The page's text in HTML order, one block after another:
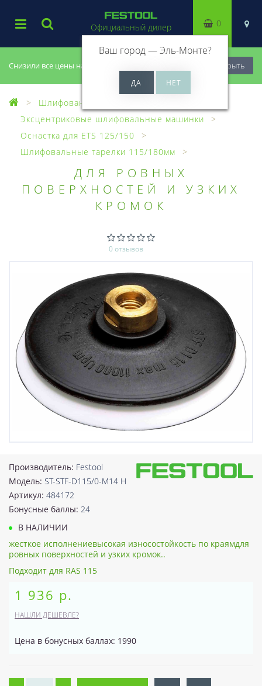
Снизили все цены на 20%, успей купить! Закрыть
Официальный дилер
Ваш город —Эль-Монте?
0
Шлифование
Эксцентриковые шлифовальные машинки
Оснастка для ETS 125/150
Шлифовальные тарелки 115/180мм
ДЛЯ РОВНЫХ
ПОВЕРХНОСТЕЙ И УЗКИХ
КРОМОК
0 отзывов
Производитель: Festool
Модель: ST-STF-D115/0-M14 H
Артикул: 484172
Бонусные баллы: 24
В НАЛИЧИИ
жесткое исполнениевысокая износостойкость по краямдля
ровных поверхностей и узких кромок..
Подходит для RAS 115
1 936 р.
НАШЛИ ДЕШЕВЛЕ?
Цена в бонусных баллах: 1990